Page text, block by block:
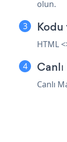
olun.
Kodu
HTML
Canlı